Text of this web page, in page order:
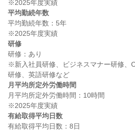
平均勤続年数
平均勤続年数：5年
研修
研修：あり
※新入社員研修、ビジネスマナー研修、
月平均所定外労働時間
月平均所定外労働時間：10時間
有給取得平均日数
有給取得平均日数：8日